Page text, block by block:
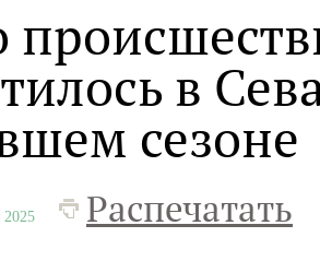
в
сезоне
2025 Распечатать